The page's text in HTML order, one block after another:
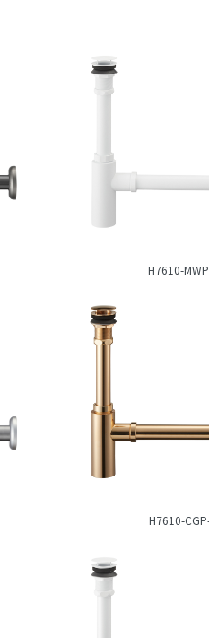
H7610-
H7610-